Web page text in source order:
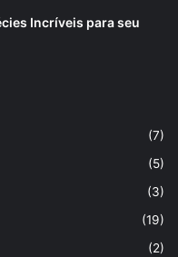
Incríveis para seu
(7)
(5)
(3)
(19)
(2)